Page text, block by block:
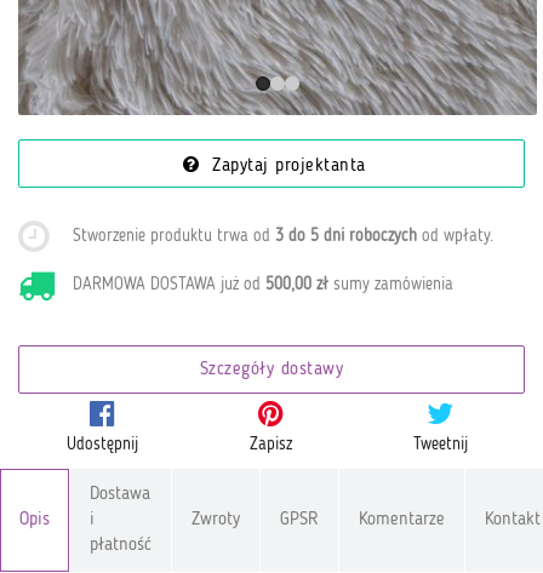
Zapytaj projektanta
Stworzenie produktu trwa od3 do 5 dni roboczych od wpłaty.
DARMOWA DOSTAWA już od500,00 zł sumy zamówienia
Szczegóły dostawy
Udostępnij Zapisz Tweetnij
Opis
Dostawa
i
płatność
Zwroty GPSR Komentarze Kontakt